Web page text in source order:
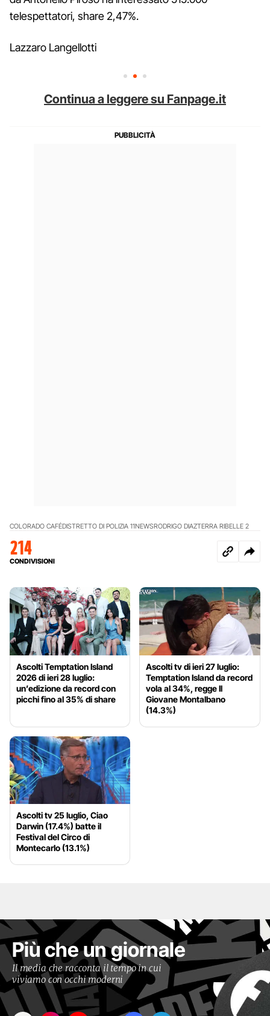
telespettatori, share 2,47%.
Lazzaro Langellotti
Continua a leggere su Fanpage.it
COLORADO CAFÉDISTRETTO DI POLIZIA 11NEWSRODRIGO DIAZTERRA RIBELLE 2
214
CONDIVISIONI
Ascolti Temptation Island
2026 di ieri 28 luglio:
un’edizione da record con
picchi fino al 35% di share
Ascolti tv di ieri 27 luglio:
Temptation Island da record
vola al 34%, regge Il
Giovane Montalbano
(14.3%)
Ascolti tv 25 luglio, Ciao
Darwin (17.4%) batte il
Festival del Circo di
Montecarlo (13.1%)
Più che un giornale
Il media che racconta il tempo in cui
viviamo con occhi moderni